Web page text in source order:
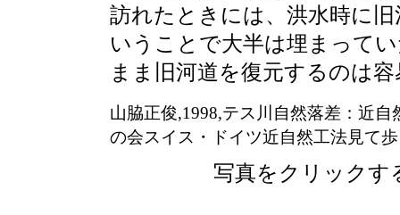
訪れたときには、洪水時に
いうことで大半は埋まって
まま旧河道を復元するのは
山脇正俊,1998,テス川自然落差：近
の会スイス・ドイツ近自然工法見
写真をクリックす